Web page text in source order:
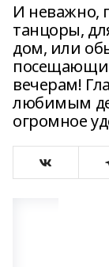
И неважно,
танцоры,
дом, или
вечерам!
любимым
огромное